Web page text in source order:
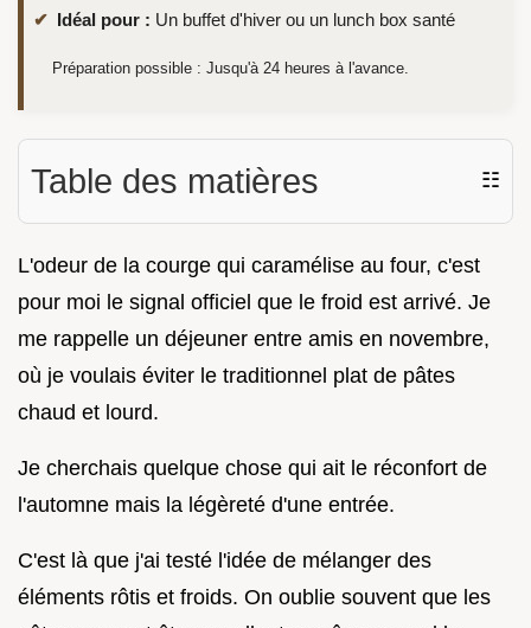
Idéal pour : Un buffet d'hiver ou un lunch box santé
Préparation possible : Jusqu'à 24 heures à l'avance.
Table des matières ☷
L'odeur de la courge qui caramélise au four, c'est
pour moi le signal officiel que le froid est arrivé. Je
me rappelle un déjeuner entre amis en novembre,
où je voulais éviter le traditionnel plat de pâtes
chaud et lourd.
Je cherchais quelque chose qui ait le réconfort de
l'automne mais la légèreté d'une entrée.
C'est là que j'ai testé l'idée de mélanger des
éléments rôtis et froids. On oublie souvent que les